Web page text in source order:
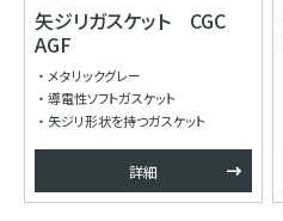
矢ジリガスケット CGC
AGF
メタリックグレー
導電性ソフトガスケット
矢ジリ形状を持つガスケット
詳細